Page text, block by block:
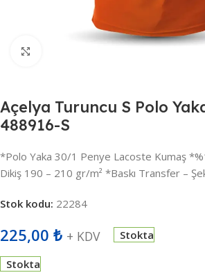
Açelya Turuncu S Polo
488916-S
*Polo Yaka 30/1 Penye Lacoste Kumaş
Dikiş 190 – 210 gr/m² *Baskı Transfer –
Stok kodu: 22284
225,00 ₺ + KDV Stokta
Stokta